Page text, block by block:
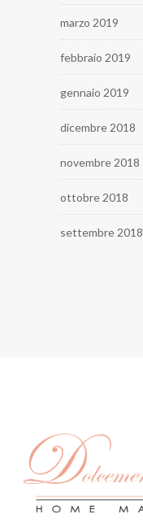
marzo 2019
febbraio 2019
gennaio 2019
dicembre 2018
novembre 2018
ottobre 2018
settembre 2018